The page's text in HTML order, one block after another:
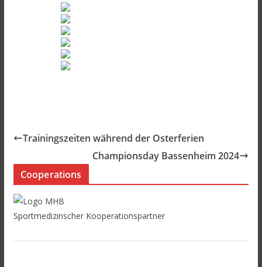
Trainingszeiten während der Osterferien
Championsday Bassenheim 2024
Cooperations
Sportmedizinscher Kooperationspartner